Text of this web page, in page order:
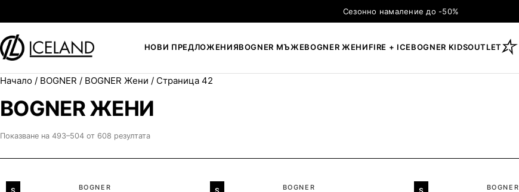
Сезонно намаление до -50%
НОВИ ПРЕДЛОЖЕНИЯBOGNER МЪЖЕBOGNER ЖЕНИFIRE + ICEBOGNER KIDSOUTLET
Начало / BOGNER / BOGNER Жени / Страница 42
BOGNER ЖЕНИ
Показване на 493–504 от 608 резултата
BOGNER BOGNER BOGNER